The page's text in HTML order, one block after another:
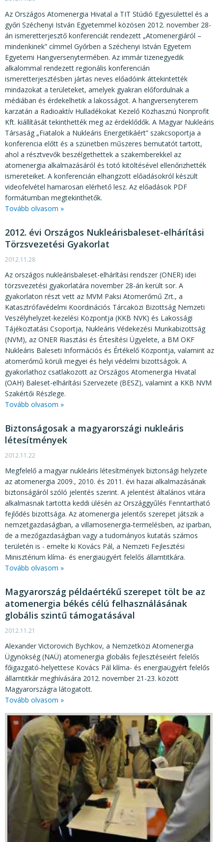
Az Országos Atomenergia Hivatal a TIT Stúdió Egyesülettel és a
győri Széchenyi István Egyetemmel közösen 2012. november 28-
án ismeretterjesztő konferenciát rendezett „Atomenergiáról –
mindenkinek” címmel Győrben a Széchenyi István Egyetem
Egyetemi Hangversenytermében. Az immár tizenegyedik
alkalommal rendezett regionális konferencián
ismeretterjesztésben jártas neves előadóink áttekintették
mindazokat a területeket, amelyek gyakran előfordulnak a
médiában és érdekelhetik a lakosságot. A hangversenyterem
karzatán a Radioaktív Hulladékokat Kezelő Közhasznú Nonprofit
Kft. kiállítását tekinthették meg az érdeklődők. A Magyar Nukleáris
Társaság „Fiatalok a Nukleáris Energetikáért” szakcsoportja a
konferencia előtt és a szünetben műszeres bemutatót tartott,
ahol a résztvevők beszélgethettek a szakemberekkel az
atomenergia alkalmazásáról és totó kitöltésével ellenőrizhették
ismereteiket. A konferencián elhangzott előadásokról készült
videofelvétel hamarosan elérhető lesz. Az előadások PDF
formátumban megtekinthetők.
Tovább olvasom »
2012. évi Országos Nukleárisbaleset-elhárítási
Törzsvezetési Gyakorlat
2012.11.28
Az országos nukleárisbaleset-elhárítási rendszer (ONER) idei
törzsvezetési gyakorlatára november 28-án került sor. A
gyakorlaton részt vett az MVM Paksi Atomerőmű Zrt., a
Katasztrófavédelmi Koordinációs Tárcaközi Bizottság Nemzeti
Veszélyhelyzet-kezelési Központja (KKB NVK) és Lakossági
Tájékoztatási Csoportja, Nukleáris Védekezési Munkabizottság
(NVM), az ONER Riasztási és Értesítési Ügyelete, a BM OKF
Nukleáris Baleseti Információs és Értékelő Központja, valamint az
atomerőmű körüli megyei és helyi védelmi bizottságok. A
gyakorlathoz csatlakozott az Országos Atomenergia Hivatal
(OAH) Baleset-elhárítási Szervezete (BESZ), valamint a KKB NVM
Szakértői Részlege.
Tovább olvasom »
Biztonságosak a magyarországi nukleáris
létesítmények
2012.11.22
Megfelelő a magyar nukleáris létesítmények biztonsági helyzete
az atomenergia 2009., 2010. és 2011. évi hazai alkalmazásának
biztonságáról szóló jelentés szerint. A jelentést általános vitára
alkalmasnak tartotta keddi ülésén az Országgyűlés Fenntartható
fejlődés bizottsága. Az atomenergia jelentős szerepet játszik a
nemzetgazdaságban, a villamosenergia-termelésben, az iparban,
de a mezőgazdaságban vagy a tudományos kutatás számos
területén is - emelte ki Kovács Pál, a Nemzeti Fejlesztési
Minisztérium klíma- és energiaügyért felelős államtitkára.
Tovább olvasom »
Magyarország példaértékű szerepet tölt be az
atomenergia békés célú felhasználásának
globális szintű támogatásával
2012.11.21
Alexander Victorovich Bychkov, a Nemzetközi Atomenergia
Ügynökség (NAÜ) atomenergia globális fejlesztéseiért felelős
főigazgató-helyettese Kovács Pál klíma- és energiaügyért felelős
államtitkár meghívására 2012. november 21-23. között
Magyarországra látogatott.
Tovább olvasom »